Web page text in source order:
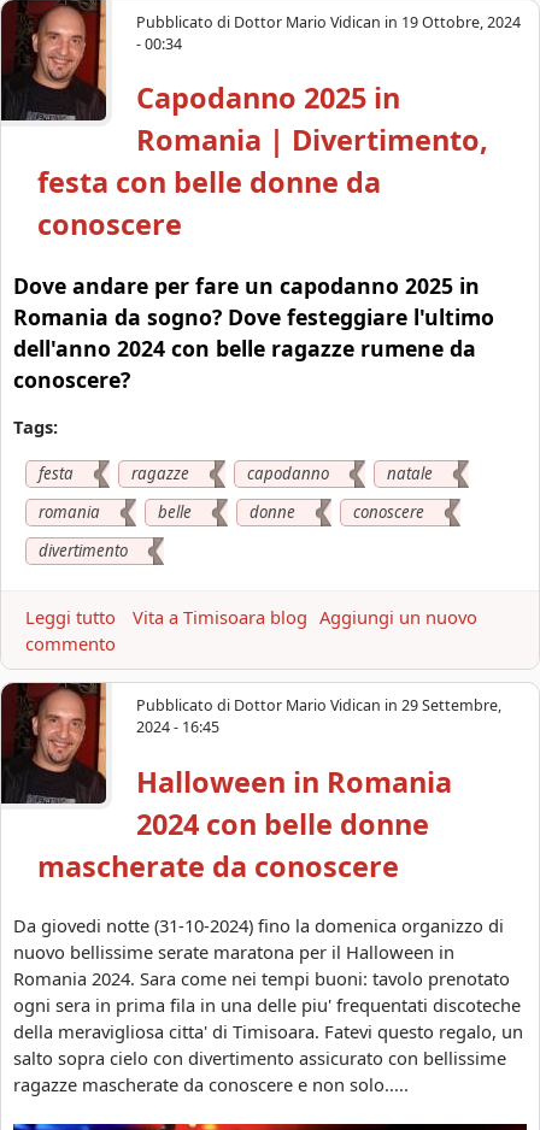
d
a
n
o
2
0
2
6
R
o
m
a
n
D
m
t
o
s
i
c
u
r
Pubblicato di Dottor Mario Vidican in 19 Ottobre, 2024
- 00:34
Capodanno 2025 in
Romania | Divertimento,
festa con belle donne da
conoscere
Dove andare per fare un capodanno 2025 in
Romania da sogno? Dove festeggiare l'ultimo
dell'anno 2024 con belle ragazze rumene da
conoscere?
Tags:
festa ragazze capodanno
natale
romania
belle donne
conoscere
divertimento
Leggi tutto
o
d
a
n
o
2
0
2
5
i
n
Vita a Timisoara blog Aggiungi un nuovo
commento
Pubblicato di Dottor Mario Vidican in 29 Settembre,
2024 - 16:45
Halloween in Romania
2024 con belle donne
mascherate da conoscere
Da giovedi notte (31-10-2024) fino la domenica organizzo di
nuovo bellissime serate maratona per il Halloween in
Romania 2024. Sara come nei tempi buoni: tavolo prenotato
ogni sera in prima fila in una delle piu' frequentati discoteche
della meravigliosa citta' di Timisoara. Fatevi questo regalo, un
salto sopra cielo con divertimento assicurato con bellissime
ragazze mascherate da conoscere e non solo.....